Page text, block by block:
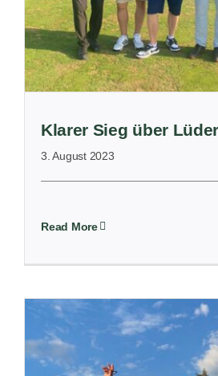
Klarer Sieg über
3. August 2023
Read More